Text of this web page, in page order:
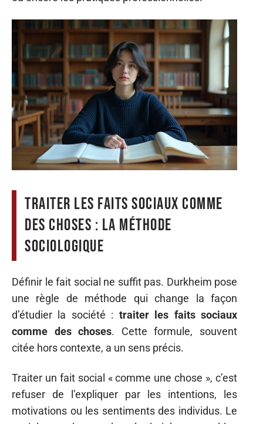
Traiter les faits sociaux comme
des choses : la méthode
sociologique
Définir le fait social ne suffit pas. Durkheim pose
une règle de méthode qui change la façon
d’étudier la société : traiter les faits sociaux
comme des choses. Cette formule, souvent
citée hors contexte, a un sens précis.
Traiter un fait social « comme une chose », c’est
refuser de l’expliquer par les intentions, les
motivations ou les sentiments des individus. Le